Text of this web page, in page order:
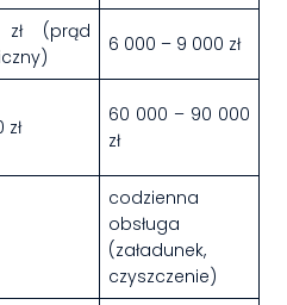
zł (prąd
6 000 – 9 000 zł
zł
60 000 – 90 000
zł
codzienna
obsługa
(załadunek,
czyszczenie)